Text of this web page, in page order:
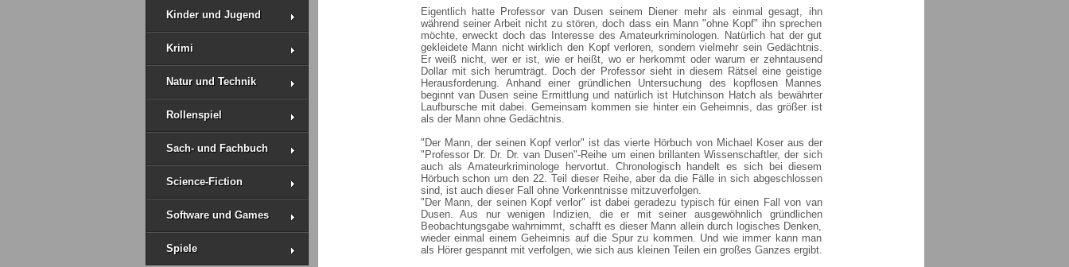
Kinder und Jugend
Krimi
Natur und Technik
Rollenspiel
Sach- und Fachbuch
Science-Fiction
Software und Games
Spiele
Eigentlich hatte Professor van Dusen seinem Diener mehr als einmal gesagt, ihn
während seiner Arbeit nicht zu stören, doch dass ein Mann "ohne Kopf" ihn sprechen
möchte, erweckt doch das Interesse des Amateurkriminologen. Natürlich hat der gut
gekleidete Mann nicht wirklich den Kopf verloren, sondern vielmehr sein Gedächtnis.
Er weiß nicht, wer er ist, wie er heißt, wo er herkommt oder warum er zehntausend
Dollar mit sich herumträgt. Doch der Professor sieht in diesem Rätsel eine geistige
Herausforderung. Anhand einer gründlichen Untersuchung des kopflosen Mannes
beginnt van Dusen seine Ermittlung und natürlich ist Hutchinson Hatch als bewährter
Laufbursche mit dabei. Gemeinsam kommen sie hinter ein Geheimnis, das größer ist
als der Mann ohne Gedächtnis.
"Der Mann, der seinen Kopf verlor" ist das vierte Hörbuch von Michael Koser aus der
"Professor Dr. Dr. Dr. van Dusen"-Reihe um einen brillanten Wissenschaftler, der sich
auch als Amateurkriminologe hervortut. Chronologisch handelt es sich bei diesem
Hörbuch schon um den 22. Teil dieser Reihe, aber da die Fälle in sich abgeschlossen
sind, ist auch dieser Fall ohne Vorkenntnisse mitzuverfolgen.
"Der Mann, der seinen Kopf verlor" ist dabei geradezu typisch für einen Fall von van
Dusen. Aus nur wenigen Indizien, die er mit seiner ausgewöhnlich gründlichen
Beobachtungsgabe wahrnimmt, schafft es dieser Mann allein durch logisches Denken,
wieder einmal einem Geheimnis auf die Spur zu kommen. Und wie immer kann man
als Hörer gespannt mit verfolgen, wie sich aus kleinen Teilen ein großes Ganzes ergibt.